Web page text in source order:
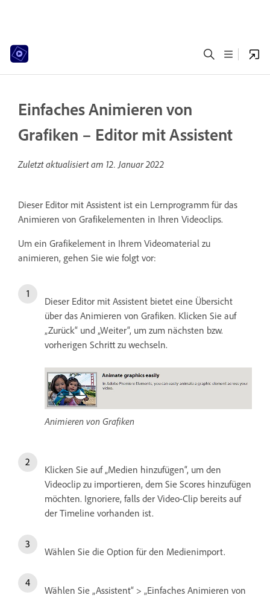
Einfaches Animieren von
Grafiken – Editor mit Assistent
Zuletzt aktualisiert am 12. Januar 2022
Dieser Editor mit Assistent ist ein Lernprogramm für das
Animieren von Grafikelementen in Ihren Videoclips.
Um ein Grafikelement in Ihrem Videomaterial zu
animieren, gehen Sie wie folgt vor:
Dieser Editor mit Assistent bietet eine Übersicht
über das Animieren von Grafiken. Klicken Sie auf
„Zurück“ und „Weiter“, um zum nächsten bzw.
vorherigen Schritt zu wechseln.
Animieren von Grafiken
Klicken Sie auf „Medien hinzufügen“, um den
Videoclip zu importieren, dem Sie Scores hinzufügen
möchten. Ignoriere, falls der Video-Clip bereits auf
der Timeline vorhanden ist.
Wählen Sie die Option für den Medienimport.
Wählen Sie „Assistent“ > „Einfaches Animieren von